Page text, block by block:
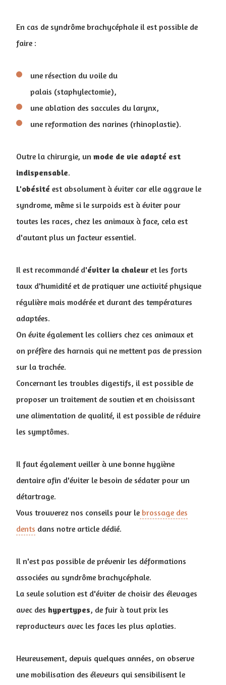
En cas de syndrôme brachycéphale il est possible de
faire :
une résection du voile du
palais (staphylectomie),
une ablation des saccules du larynx,
une reformation des narines (rhinoplastie).
Outre la chirurgie, un mode de vie adapté est
indispensable.
L'obésité est absolument à éviter car elle aggrave le
syndrome, même si le surpoids est à éviter pour
toutes les races, chez les animaux à face, cela est
d'autant plus un facteur essentiel.
Il est recommandé d'éviter la chaleuret les forts
taux d'humidité et de pratiquer une activité physique
régulière mais modérée et durant des températures
adaptées.
On évite également les colliers chez ces animaux et
on préfère des harnais qui ne mettent pas de pression
sur la trachée.
Concernant les troubles digestifs, il est possible de
proposer un traitement de soutien et en choisissant
une alimentation de qualité, il est possible de réduire
les symptômes.
Il faut également veiller à une bonne hygiène
dentaire afin d'éviter le besoin de sédater pour un
détartrage.
Vous trouverez nos conseils pour le brossage des
dents dans notre article dédié.
Il n'est pas possible de prévenir les déformations
associées au syndrôme brachycéphale.
La seule solution est d'éviter de choisir des élevages
avec des hypertypes, de fuir à tout prix les
reproducteurs avec les faces les plus aplaties.
Heureusement, depuis quelques années, on observe
une mobilisation des éleveurs qui sensibilisent le